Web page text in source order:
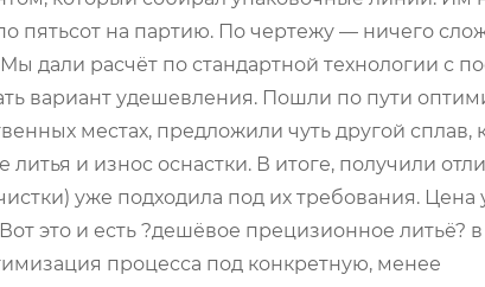
пятьсот на партию. По чертежу — ничего
дали расчёт по стандартной технологии с
вариант удешевления. Пошли по пути
местах, предложили чуть другой сплав,
и износ оснастки. В итоге, получили
уже подходила под их требования. Цена
это и есть ?дешёвое прецизионное литьё? в
процесса под конкретную, менее